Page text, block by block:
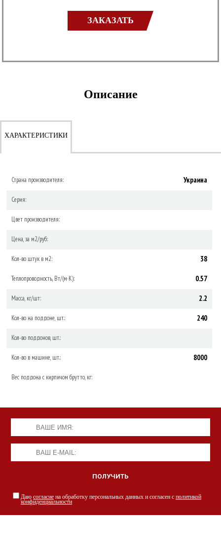
ЗАКАЗАТЬ
Описание
ХАРАКТЕРИСТИКИ
Страна производителя: Украина
Серия:
Цвет производителя:
Цена, за м2/руб:
Кол-во штук в м2: 38
Теплопроводность, Вт/(м·К): 0.57
Масса, кг/шт: 2.2
Кол-во на поддоне, шт.: 240
Кол-во поддонов, шт.:
Кол-во в машине, шт.: 8000
Вес поддона с кирпичом брутто, кг:
Даю согласие на обработку персональных данных и согласен с политикой
конфиденциальности